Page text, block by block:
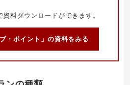
料ダウンロードができます。
・ポイント」の資料をみる